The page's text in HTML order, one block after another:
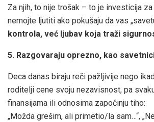
Za njih, to nije trošak – to je investicija
nemojte ljutiti ako pokušaju da vas
kontrola, već ljubav koja traži
5. Razgovaraju oprezno, kao
Deca danas biraju reči pažljivije nego
roditelji cene svoju nezavisnost, pa
finansijama ili odnosima započinju tiho:
„Možda grešim, ali primetio/la sam…“,